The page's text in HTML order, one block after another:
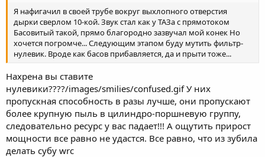
Я нафигачил в своей трубе вокруг выхлопного отверстия
дырки сверлом 10-кой. Звук стал как у ТАЗа с прямотоком
Басовитый такой, прямо благородно зазвучал мой конек Но
хочется погромче... Следующим этапом буду мутить фильтр-
нулевик. Вроде как басов прибавляется, да и прыти тоже...
Нахрена вы ставите
нулевики????/images/smilies/confused.gif У них
пропускная способность в разы лучше, они пропускают
более крупную пыль в цилиндро-поршневую группу,
следовательно ресурс у вас падает!!! А ощутить прирост
мощности все равно не удастся. Все равно, что из зубила
делать субу wrc